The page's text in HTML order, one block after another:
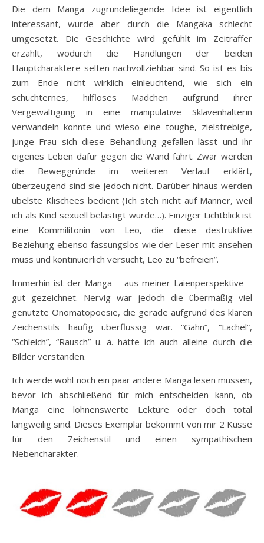
Die dem Manga zugrundeliegende Idee ist eigentlich
interessant, wurde aber durch die Mangaka schlecht
umgesetzt. Die Geschichte wird gefühlt im Zeitraffer
erzählt, wodurch die Handlungen der beiden
Hauptcharaktere selten nachvollziehbar sind. So ist es bis
zum Ende nicht wirklich einleuchtend, wie sich ein
schüchternes, hilfloses Mädchen aufgrund ihrer
Vergewaltigung in eine manipulative Sklavenhalterin
verwandeln konnte und wieso eine toughe, zielstrebige,
junge Frau sich diese Behandlung gefallen lässt und ihr
eigenes Leben dafür gegen die Wand fährt. Zwar werden
die Beweggründe im weiteren Verlauf erklärt,
überzeugend sind sie jedoch nicht. Darüber hinaus werden
übelste Klischees bedient (Ich steh nicht auf Männer, weil
ich als Kind sexuell belästigt wurde…). Einziger Lichtblick ist
eine Kommilitonin von Leo, die diese destruktive
Beziehung ebenso fassungslos wie der Leser mit ansehen
muss und kontinuierlich versucht, Leo zu “befreien”.
Immerhin ist der Manga – aus meiner Laienperspektive –
gut gezeichnet. Nervig war jedoch die übermäßig viel
genutzte Onomatopoesie, die gerade aufgrund des klaren
Zeichenstils häufig überflüssig war. “Gähn”, “Lächel”,
“Schleich”, “Rausch” u. ä. hätte ich auch alleine durch die
Bilder verstanden.
Ich werde wohl noch ein paar andere Manga lesen müssen,
bevor ich abschließend für mich entscheiden kann, ob
Manga eine lohnenswerte Lektüre oder doch total
langweilig sind. Dieses Exemplar bekommt von mir 2 Küsse
für den Zeichenstil und einen sympathischen
Nebencharakter.